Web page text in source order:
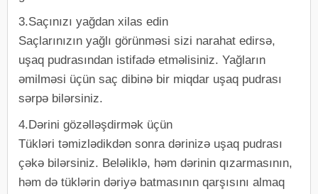
3.Saçınızı yağdan xilas edin
Saçlarınızın yağlı görünməsi sizi narahat edirsə,
uşaq pudrasından istifadə etməlisiniz. Yağların
əmilməsi üçün saç dibinə bir miqdar uşaq pudrası
sərpə bilərsiniz.
4.Dərini gözəlləşdirmək üçün
Tükləri təmizlədikdən sonra dərinizə uşaq pudrası
çəkə bilərsiniz. Beləliklə, həm dərinin qızarmasının,
həm də tüklərin dəriyə batmasının qarşısını almaq